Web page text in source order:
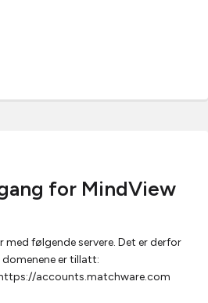
for MindView
med følgende servere. Det er derfor
er tillatt:
accounts.matchware.com